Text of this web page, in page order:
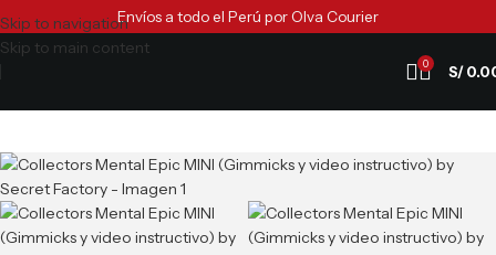
Skip to navigation
Skip to main content
Envíos a todo el Perú por Olva Courier
0 S/